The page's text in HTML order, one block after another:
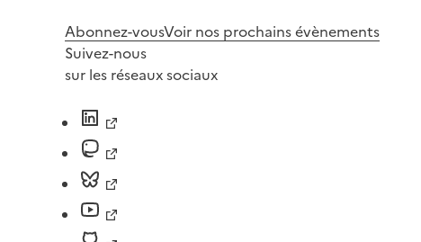
Abonnez-vousVoir nos prochains évènements
Suivez-nous
sur les réseaux sociaux